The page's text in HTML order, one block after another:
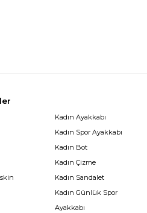
Kadın Ayakkabı
Kadın Spor Ayakkabı
Kadın Bot
Kadın Çizme
Kadın Sandalet
Kadın Günlük Spor
Ayakkabı